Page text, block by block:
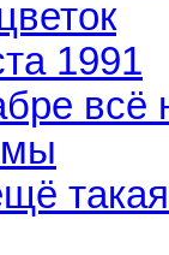
1991
всё
такая